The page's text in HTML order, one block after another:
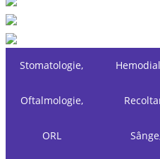
Stomatologie,
Oftalmologie,
ORL